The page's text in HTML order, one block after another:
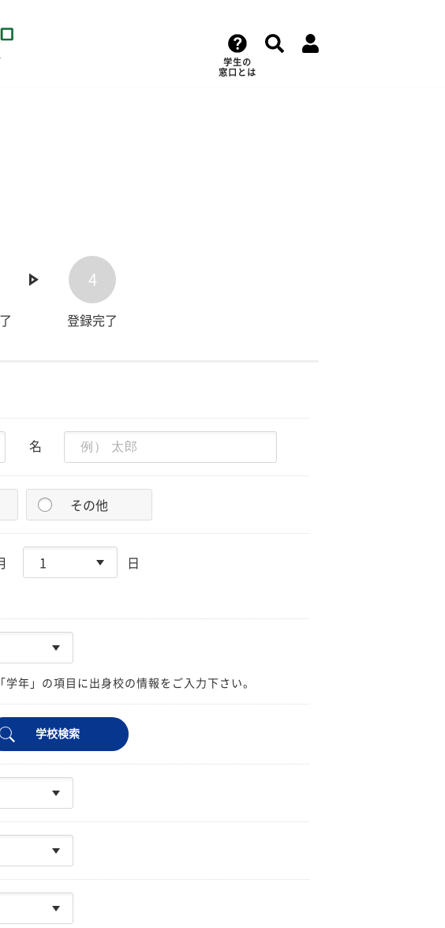
学生の
窓口とは
4
登録完了
名
その他
日
年」の項目に出身校の情報をご入力下さい。
学校検索